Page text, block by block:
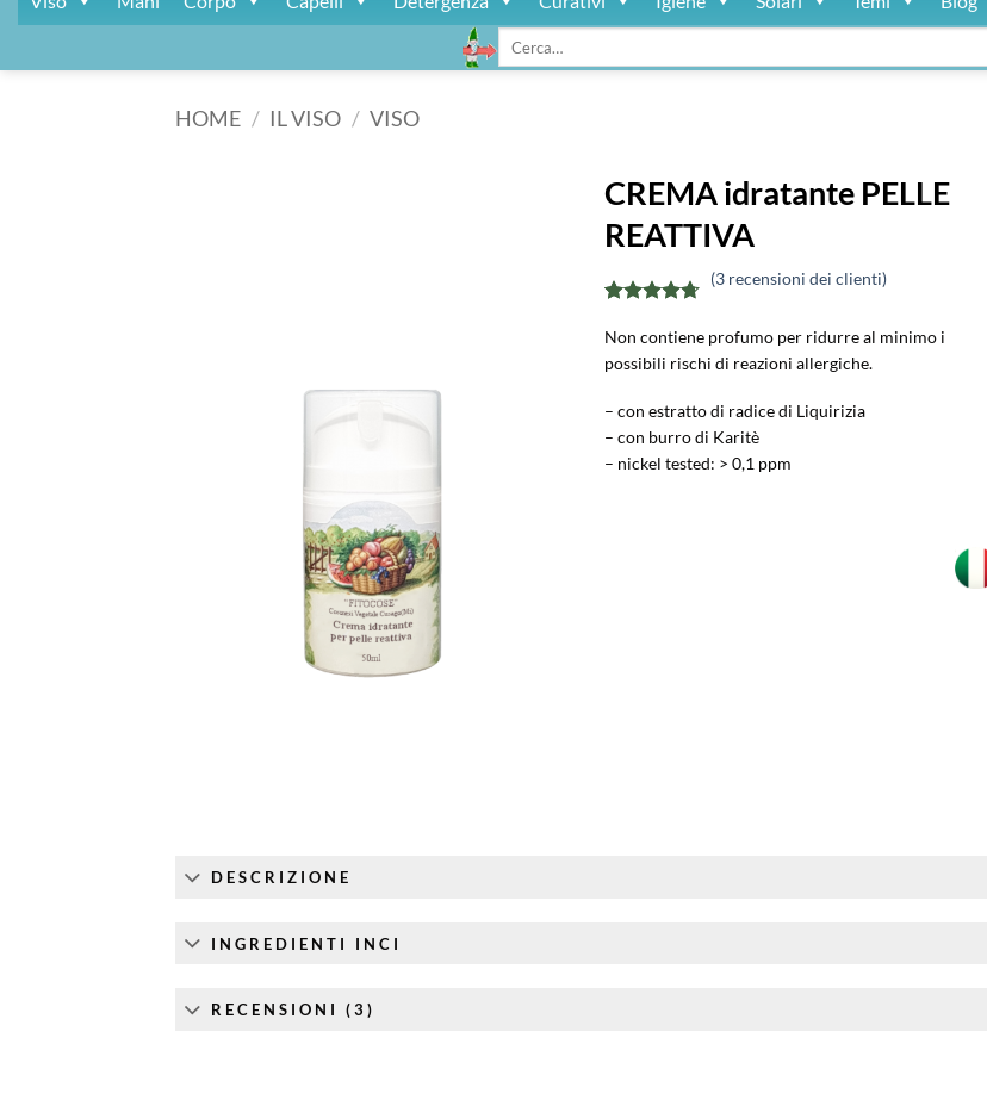
Cerca:
HOME / IL VISO / VISO
CREMA idratante PELLE
REATTIVA
4.67 su 5
su base di
recensioni
(3recensioni dei clienti)
Non contiene profumo per ridurre al minimo i
possibili rischi di reazioni allergiche.
– con estratto di radice di Liquirizia
– con burro di Karitè
– nickel tested: > 0,1 ppm
DESCRIZIONE
INGREDIENTI INCI
RECENSIONI (3)